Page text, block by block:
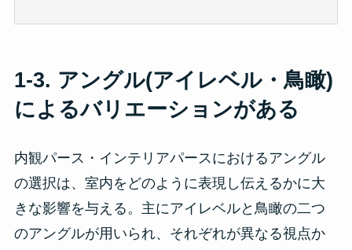
1-3. アングル(アイレベル・鳥瞰)
によるバリエーションがある
内観パース・インテリアパースにおけるアングル
の選択は、室内をどのように表現し伝えるかに大
きな影響を与える。主にアイレベルと鳥瞰の二つ
のアングルが用いられ、それぞれが異なる視点か